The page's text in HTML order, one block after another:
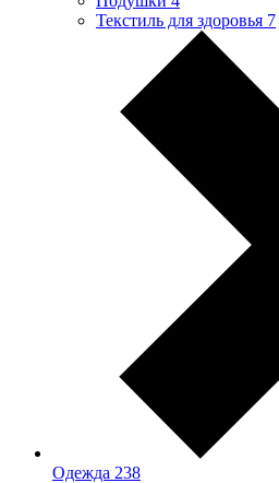
Текстиль для здоровья 7
Одежда 238